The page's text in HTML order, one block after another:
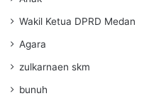
Wakil Ketua DPRD Medan
Agara
zulkarnaen skm
bunuh